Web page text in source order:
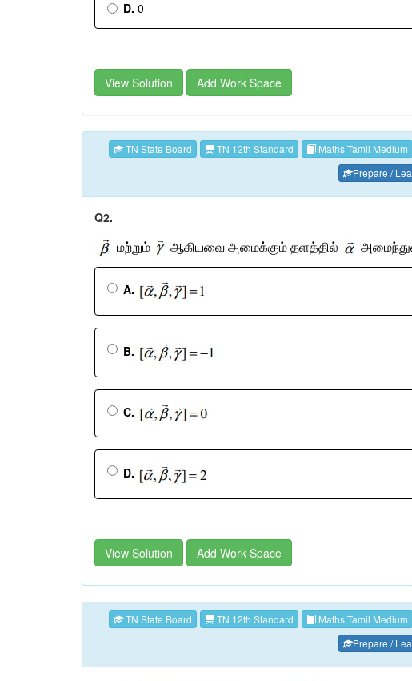
D. 0
View Solution Add Work Space
TN State Board TN 12th Standard Maths Tamil Medium
Prepare /
Q2.
மற்றும் ஆகியவை அமைக்கும் தளத்தில்
A.
B.
C.
D.
View Solution Add Work Space
TN State Board TN 12th Standard Maths Tamil Medium
Prepare /